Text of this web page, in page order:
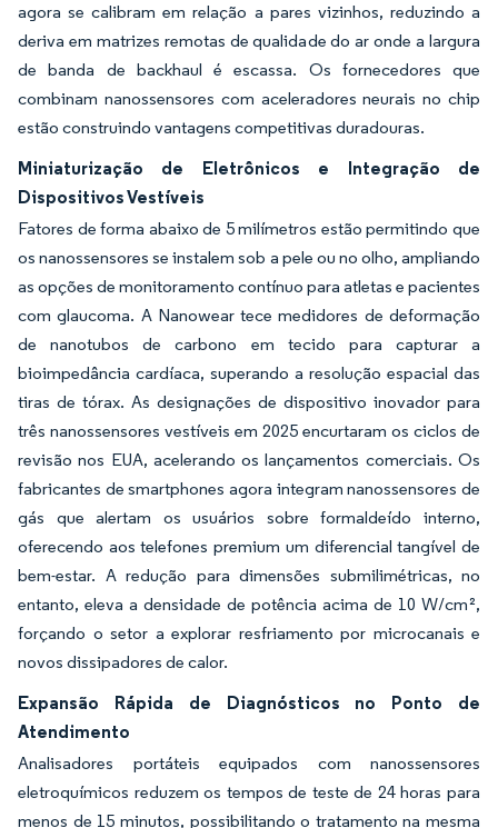
agora se calibram em relação a pares vizinhos, reduzindo a
deriva em matrizes remotas de qualidade do ar onde a largura
de banda de backhaul é escassa. Os fornecedores que
combinam nanossensores com aceleradores neurais no chip
estão construindo vantagens competitivas duradouras.
Miniaturização de Eletrônicos e Integração de
Dispositivos Vestíveis
Fatores de forma abaixo de 5 milímetros estão permitindo que
os nanossensores se instalem sob a pele ou no olho, ampliando
as opções de monitoramento contínuo para atletas e pacientes
com glaucoma. A Nanowear tece medidores de deformação
de nanotubos de carbono em tecido para capturar a
bioimpedância cardíaca, superando a resolução espacial das
tiras de tórax. As designações de dispositivo inovador para
três nanossensores vestíveis em 2025 encurtaram os ciclos de
revisão nos EUA, acelerando os lançamentos comerciais. Os
fabricantes de smartphones agora integram nanossensores de
gás que alertam os usuários sobre formaldeído interno,
oferecendo aos telefones premium um diferencial tangível de
bem-estar. A redução para dimensões submilimétricas, no
entanto, eleva a densidade de potência acima de 10 W/cm²,
forçando o setor a explorar resfriamento por microcanais e
novos dissipadores de calor.
Expansão Rápida de Diagnósticos no Ponto de
Atendimento
Analisadores portáteis equipados com nanossensores
eletroquímicos reduzem os tempos de teste de 24 horas para
menos de 15 minutos, possibilitando o tratamento na mesma